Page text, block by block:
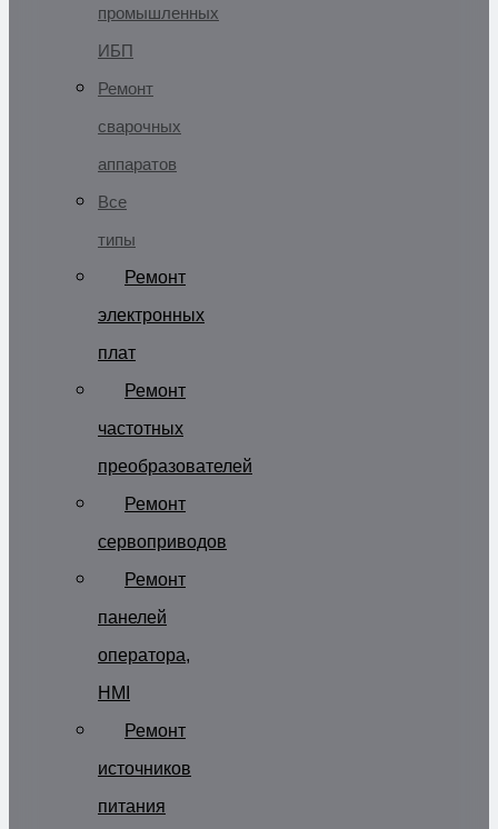
промышленных
ИБП
Ремонт
сварочных
аппаратов
Все
типы
Ремонт
электронных
плат
Ремонт
частотных
преобразователей
Ремонт
сервоприводов
Ремонт
панелей
оператора,
HMI
Ремонт
источников
питания